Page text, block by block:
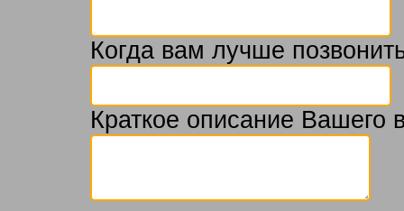
Когда вам лучше
Краткое описание Вашего